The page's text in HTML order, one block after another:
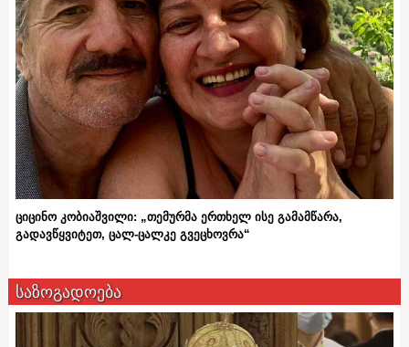
ციცინო კობიაშვილი: „თემურმა ერთხელ ისე გამამწარა,
გადავწყვიტეთ, ცალ-ცალკე გვეცხოვრა“
საზოგადოება